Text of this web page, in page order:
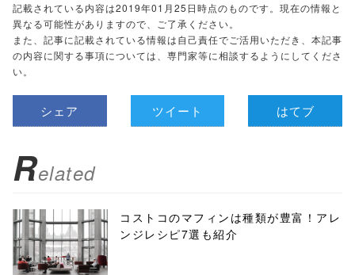
記載されている内容は2019年01月25日時点のものです。現在の情報と
異なる可能性がありますので、ご了承ください。
また、記事に記載されている情報は自己責任でご活用いただき、本記事
の内容に関する事項については、専門家等に相談するようにしてくださ
い。
シェア ツイート はてブ
Related
コストコのマフィンは種類が豊富！アレ
ンジレシピ7選も紹介